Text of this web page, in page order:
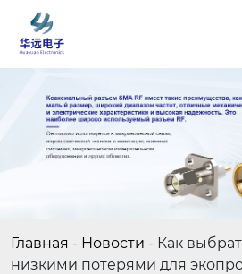
Главная - Новости - Как
низкими потерями для